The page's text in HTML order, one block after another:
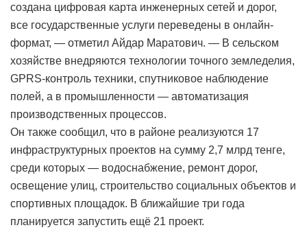
создана цифровая карта инженерных сетей и дорог,
все государственные услуги переведены в онлайн-
формат, — отметил Айдар Маратович. — В сельском
хозяйстве внедряются технологии точного земледелия,
GPRS-контроль техники, спутниковое наблюдение
полей, а в промышленности — автоматизация
производственных процессов.
Он также сообщил, что в районе реализуются 17
инфраструктурных проектов на сумму 2,7 млрд тенге,
среди которых — водоснабжение, ремонт дорог,
освещение улиц, строительство социальных объектов и
спортивных площадок. В ближайшие три года
планируется запустить ещё 21 проект.